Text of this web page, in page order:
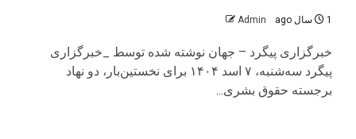
1 سال ago Admin
خبرگزاری پیگرد – جهان نوشته شده توسط _خبرگزاری
پیگرد سه‌شنبه، ۷ اسد ۱۴۰۴ برای نخستین‌بار، دو نهاد
برجسته حقوق بشری...